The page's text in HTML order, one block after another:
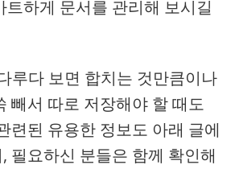
트하게 문서를 관리해 보시길
루다 보면 합치는 것만큼이나
빼서 따로 저장해야 할 때도
련된 유용한 정보도 아래 글에
필요하신 분들은 함께 확인해